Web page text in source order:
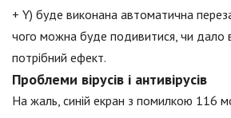
+ Y) буде виконана автоматична
чого можна буде подивитися, чи дало
потрібний ефект.
Проблеми вірусів і антивірусів
На жаль, синій екран з помилкою 116